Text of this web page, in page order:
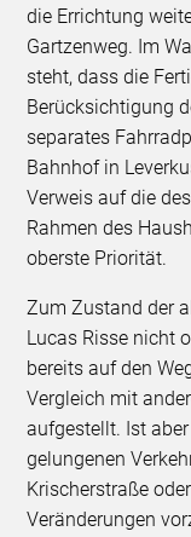
die Errichtung
Gartzenweg. Im
steht, dass die
Berücksichtigung
separates
Bahnhof in
Verweis auf die
Rahmen des
oberste Priorität.
Zum Zustand der
Lucas Risse nicht
bereits auf den
Vergleich mit
aufgestellt. Ist
gelungenen
Krischerstraße
Veränderungen